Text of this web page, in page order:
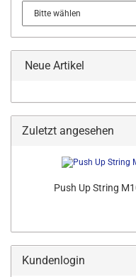
Neue Artikel
Zuletzt angesehen
Push Up String
Kundenlogin